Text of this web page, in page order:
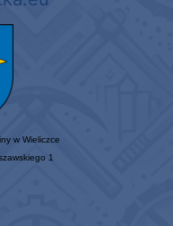
w Wieliczce
1